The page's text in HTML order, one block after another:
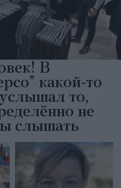
В
какой-то
то,
не
слышать